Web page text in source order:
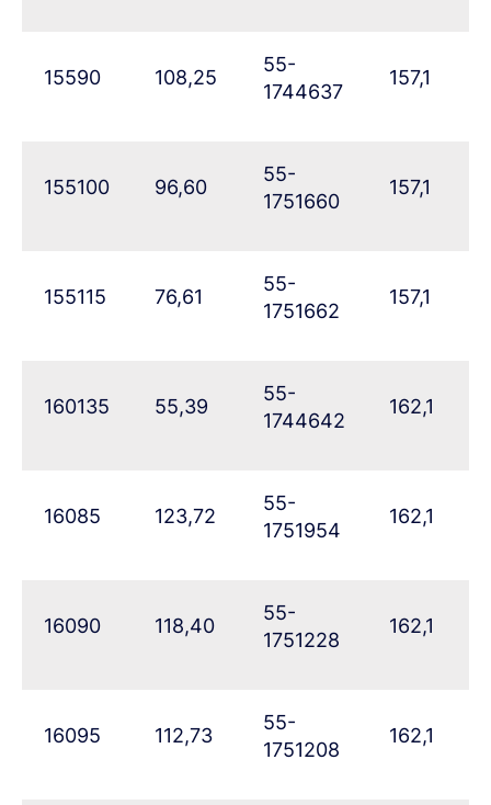
15590 108,25
55-
1744637
157,1
155100 96,60
55-
1751660
157,1
155115 76,61
55-
1751662
157,1
160135 55,39
55-
1744642
162,1
16085 123,72
55-
1751954
162,1
16090 118,40
55-
1751228
162,1
16095 112,73
55-
1751208
162,1